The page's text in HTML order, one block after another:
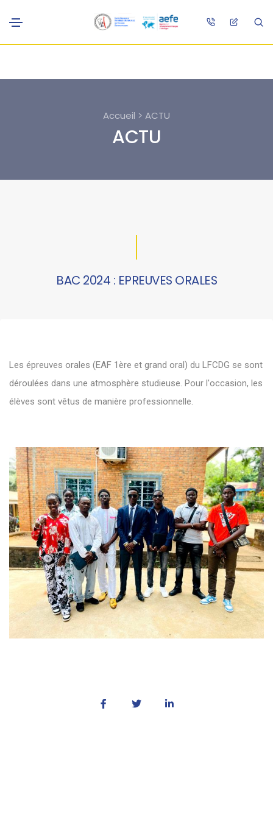
Accueil > ACTU
ACTU
BAC 2024 : EPREUVES ORALES
Les épreuves orales (EAF 1ère et grand oral) du LFCDG se sont
déroulées dans une atmosphère studieuse. Pour l'occasion, les
élèves sont vêtus de manière professionnelle.